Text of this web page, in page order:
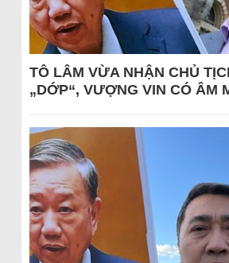
TÔ LÂM VỪA NHẬN CHỦ
„DỚP“, VƯỢNG VIN CÓ ÂM